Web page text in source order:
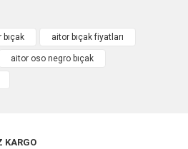
ilk yorumu siz yapın!
bıçak aitor bıçak fiyatları
aitor oso negro bıçak
KARGO